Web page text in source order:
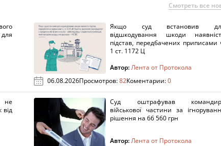
Смотреть все
Якщо суд встановив
відшкодування шкоди
підстав, передбачених приписами
1 ст. 1172 Ц
Автор:Лента от Протокола
06.08.2026Просмотров:82Коментарии:0
від
Суд оштрафував
військової частини за
рішення на 66 560 грн
Автор:Лента от Протокола